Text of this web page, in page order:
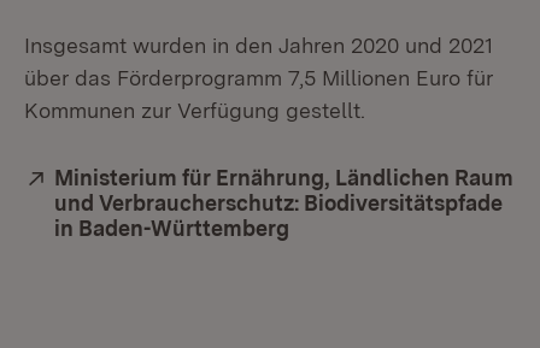
Insgesamt wurden in den Jahren 2020 und 2021
über das Förderprogramm 7,5 Millionen Euro für
Kommunen zur Verfügung gestellt.
Extern:
Ministerium für Ernährung, Ländlichen Raum
und Verbraucherschutz: Biodiversitätspfade
in Baden-Württemberg